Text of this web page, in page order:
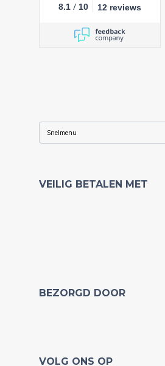
8.1 / 10 12 reviews
VEILIG BETALEN MET
BEZORGD DOOR
VOLG ONS OP